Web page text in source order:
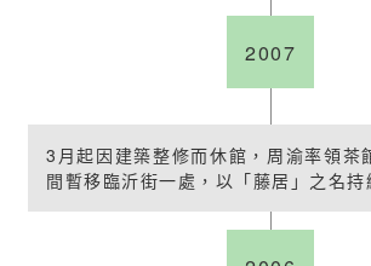
2007
3月起因建築整修而休館，周渝率領茶
間暫移臨沂街一處，以「藤居」之名持